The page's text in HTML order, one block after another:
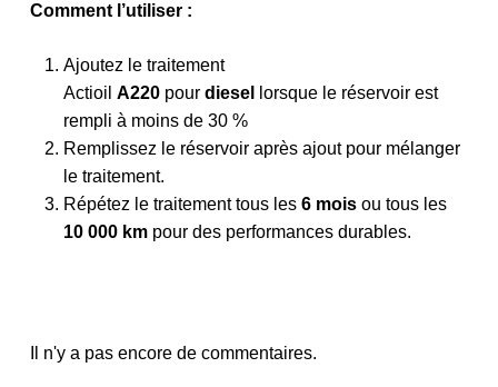
Comment l’utiliser :
Ajoutez le traitement
Actioil A220pour diesel
lorsque le réservoir est
rempli à moins de 30 %
Remplissez le réservoir après ajout pour mélanger
le traitement.
Répétez le traitement tous les 6 moisou tous les
10 000 kmpour des performances durables.
Il n'y a pas encore de commentaires.